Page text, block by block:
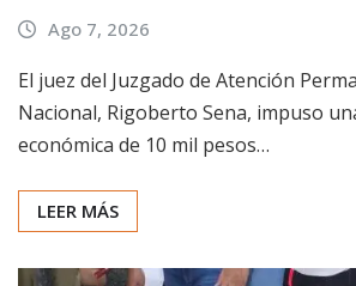
Ago 7, 2026
El juez del Juzgado de Atención
Nacional, Rigoberto Sena, impuso
económica de 10 mil pesos…
LEER MÁS